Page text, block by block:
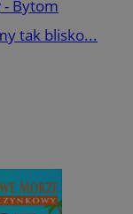
Bytom
tak blisko...